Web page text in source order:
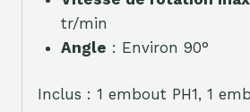
tr/min
Angle : Environ 90°
Inclus : 1 embout PH1, 1